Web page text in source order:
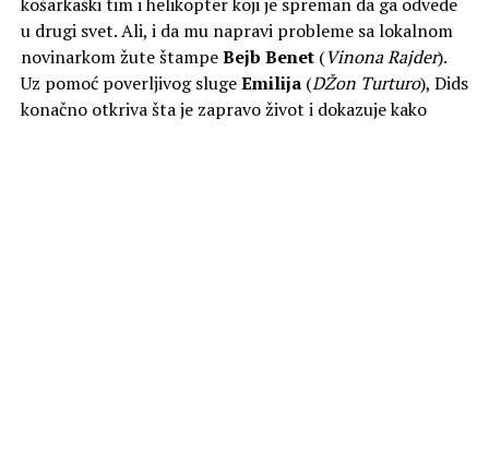
u drugi svet. Ali, i da mu napravi probleme sa lokalnom
novinarkom žute štampeBejb Benet(Vinona Rajder).
Uz pomoć poverljivog slugeEmilija(DŽon Turturo), Dids
konačno otkriva šta je zapravo život i dokazuje kako